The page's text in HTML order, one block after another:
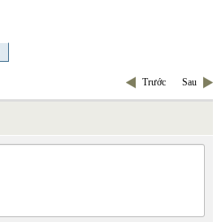
Trước Sau